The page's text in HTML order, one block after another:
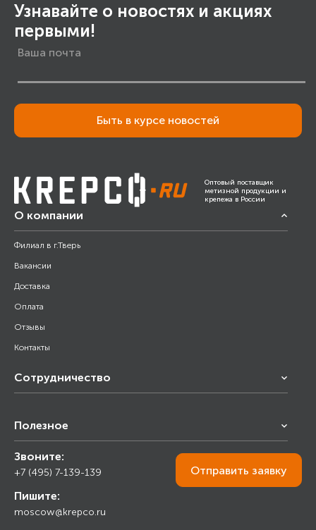
Узнавайте о новостях и акциях
первыми!
Быть в курсе новостей
Оптовый поставщик
метизной продукции и
крепежа в России
О компании
Филиал в г.Тверь
Вакансии
Доставка
Оплата
Отзывы
Контакты
Сотрудничество
Снабжение строительства
Торговым организациям
Полезное
Калькулятор
Прайс лист
Ответы на вопросы
Блог
Звоните:
+7 (495) 7-139-139
Пишите:
moscow@krepco.ru
Отправить заявку